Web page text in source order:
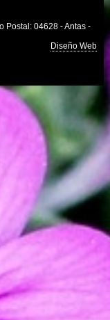
Postal: 04628 - Antas -
Diseño Web